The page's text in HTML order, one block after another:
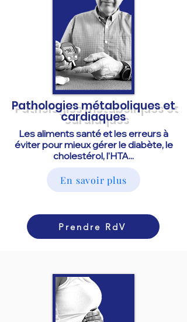
Pathologies métaboliques et
cardiaques
Les aliments santé et les erreurs à
éviter pour mieux gérer le diabète, le
cholestérol, l'HTA...
En savoir plus
Prendre RdV